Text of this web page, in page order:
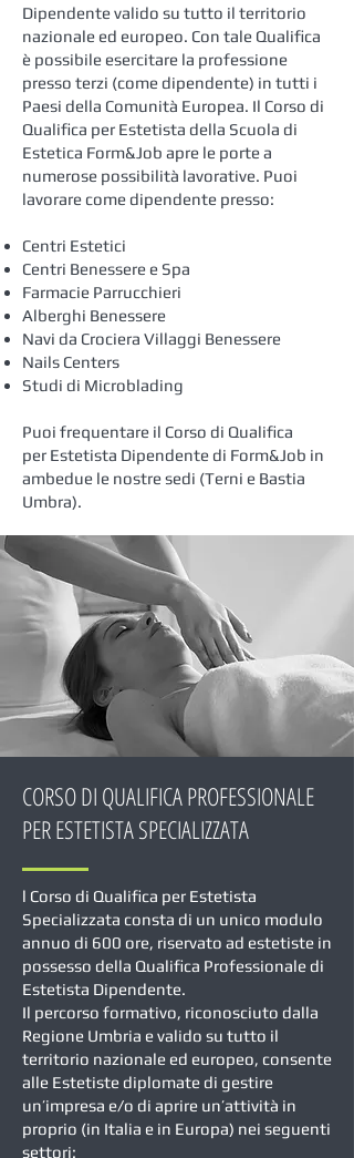
Dipendente valido su tutto il territorio
nazionale ed europeo. Con tale Qualifica
è possibile esercitare la professione
presso terzi (come dipendente) in tutti i
Paesi della Comunità Europea. Il Corso di
Qualifica per Estetista della Scuola di
Estetica Form&Job apre le porte a
numerose possibilità lavorative. Puoi
lavorare come dipendente presso:
Centri Estetici
Centri Benessere e Spa
Farmacie Parrucchieri
Alberghi Benessere
Navi da Crociera Villaggi Benessere
Nails Centers
Studi di Microblading
Puoi frequentare il Corso di Qualifica
per Estetista Dipendente di Form&Job in
ambedue le nostre sedi (Terni e Bastia
Umbra).
CORSO DI QUALIFICA PROFESSIONALE
PER ESTETISTA SPECIALIZZATA
l Corso di Qualifica per Estetista
Specializzata consta di un unico modulo
annuo di 600 ore, riservato ad estetiste in
possesso della Qualifica Professionale di
Estetista Dipendente.
Il percorso formativo, riconosciuto dalla
Regione Umbria e valido su tutto il
territorio nazionale ed europeo, consente
alle Estetiste diplomate di gestire
un’impresa e/o di aprire un’attività in
proprio (in Italia e in Europa) nei seguenti
settori: